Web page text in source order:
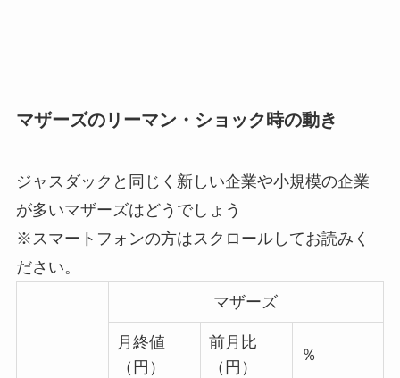
マザーズのリーマン・ショック時の動き
ジャスダックと同じく新しい企業や小規模の企業
が多いマザーズはどうでしょう
※スマートフォンの方はスクロールしてお読みく
ださい。
マザーズ
月終値
（円）
前月比
（円）
％